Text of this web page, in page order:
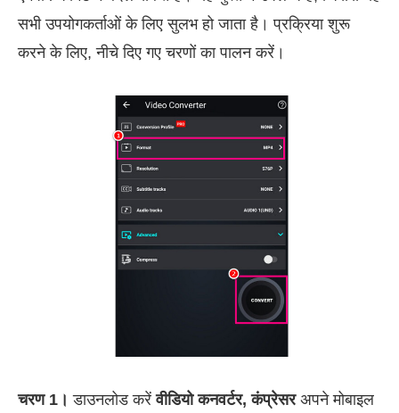
सभी उपयोगकर्ताओं के लिए सुलभ हो जाता है। प्रक्रिया शुरू
करने के लिए, नीचे दिए गए चरणों का पालन करें।
चरण 1। डाउनलोड करें वीडियो कनवर्टर, कंप्रेसरअपने मोबाइल